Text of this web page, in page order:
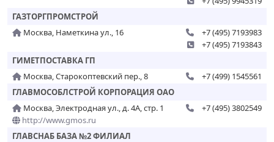
ГАЗТОРГПРОМСТРОЙ
Москва, Наметкина ул., 16
+7 (495) 7193983
+7 (495) 7193843
ГИМЕТПОСТАВКА ГП
Москва, Старокоптевский пер., 8
+7 (499) 1545561
ГЛАВМОСОБЛСТРОЙ КОРПОРАЦИЯ ОАО
Москва, Электродная ул., д. 4А, стр. 1
http://www.gmos.ru
+7 (495) 3802549
ГЛАВСНАБ БАЗА №2 ФИЛИАЛ